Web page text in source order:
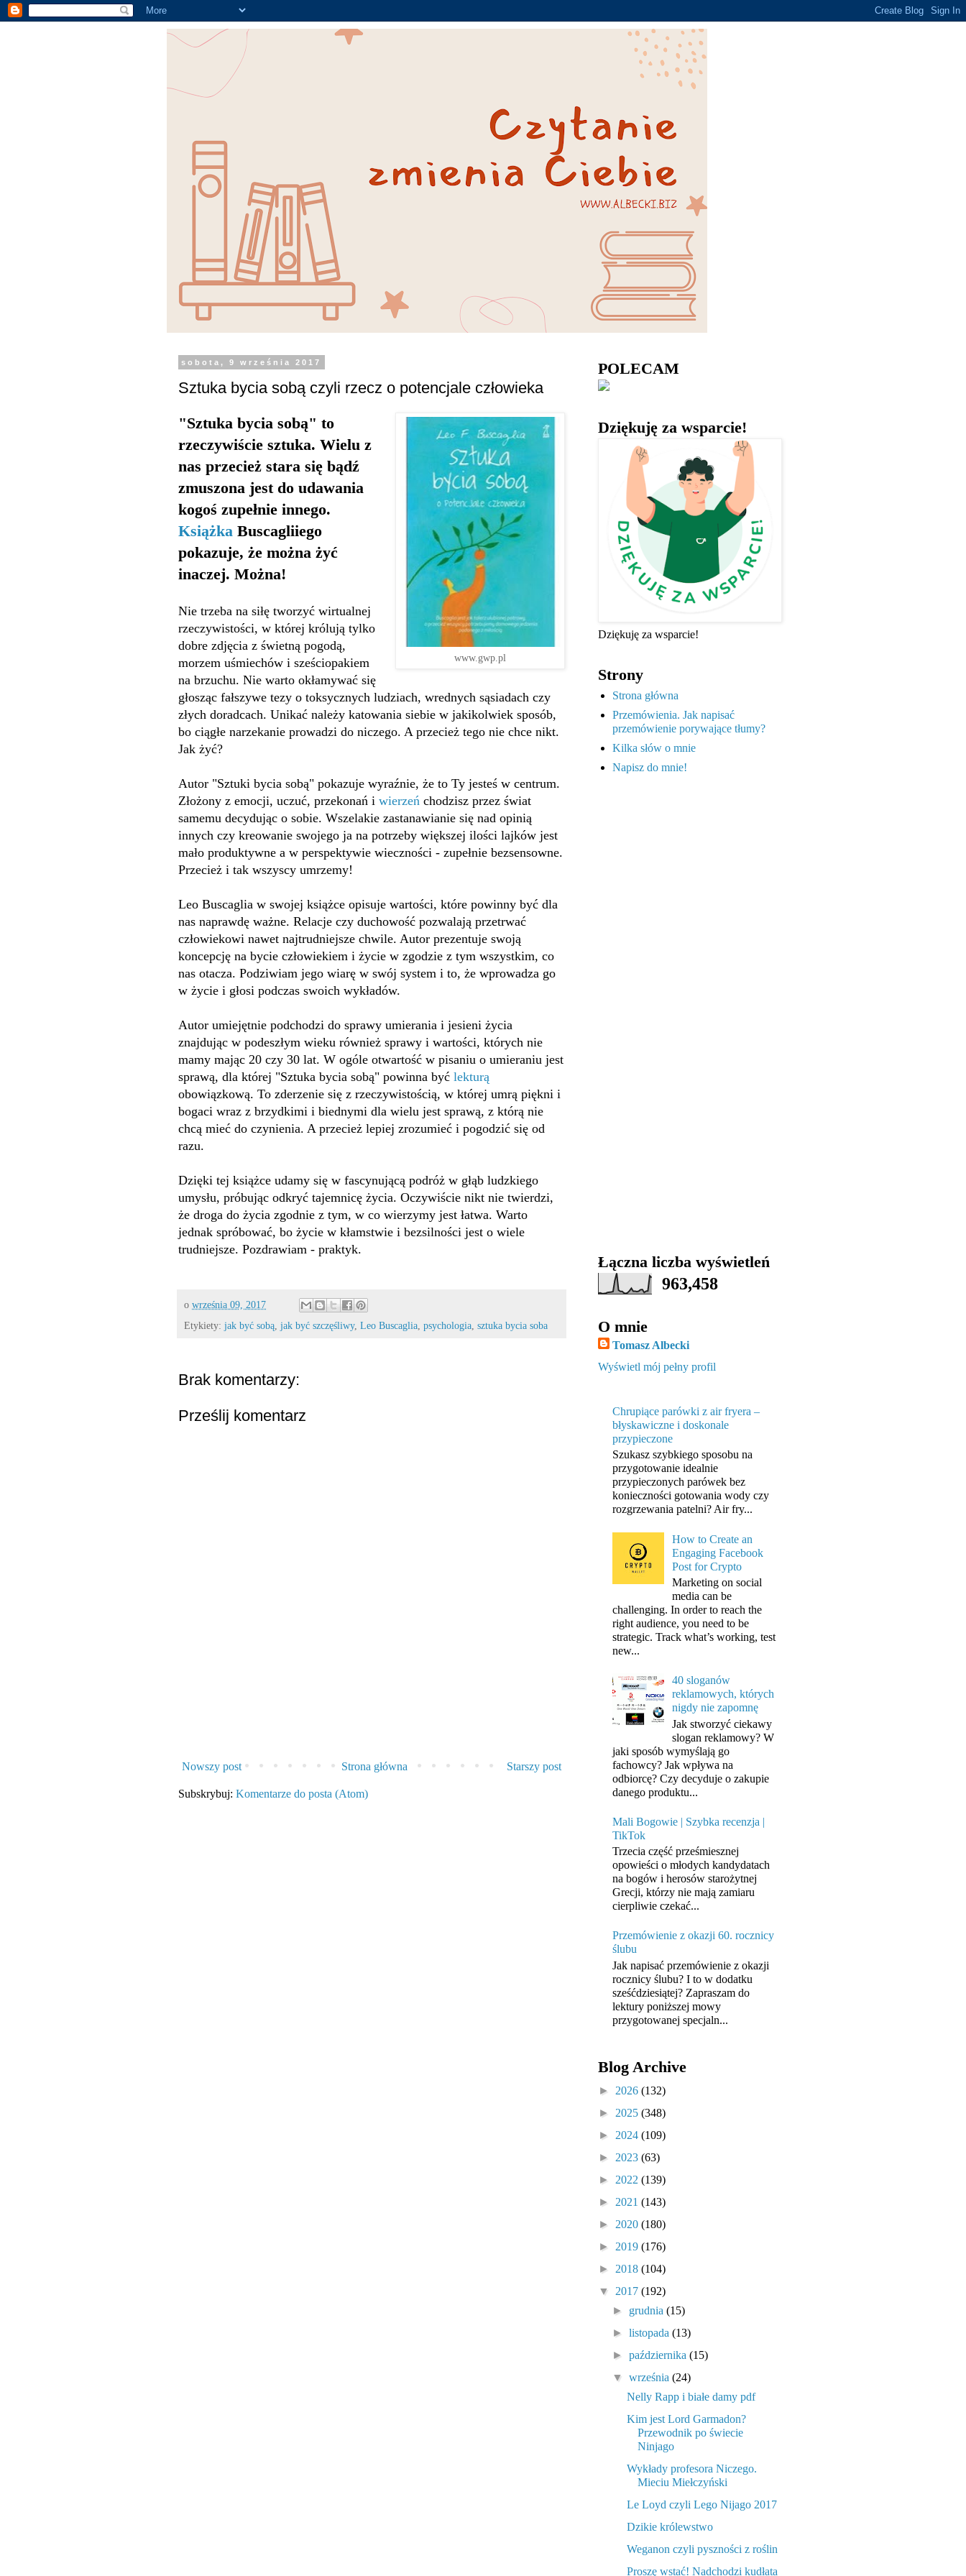
sobota, 9 września 2017
Sztuka bycia sobą czyli rzecz o potencjale człowieka
www.gwp.pl
"Sztuka bycia sobą" to
rzeczywiście sztuka. Wielu z
nas przecież stara się bądź
zmuszona jest do udawania
kogoś zupełnie innego.
Książka Buscagliiego
pokazuje, że można żyć
inaczej. Można!
Nie trzeba na siłę tworzyć wirtualnej
rzeczywistości, w której królują tylko
dobre zdjęcia z świetną pogodą,
morzem uśmiechów i sześciopakiem
na brzuchu. Nie warto okłamywać się
głosząc fałszywe tezy o toksycznych ludziach, wrednych sąsiadach czy
złych doradcach. Unikać należy katowania siebie w jakikolwiek sposób,
bo ciągłe narzekanie prowadzi do niczego. A przecież tego nie chce nikt.
Jak żyć?
Autor "Sztuki bycia sobą" pokazuje wyraźnie, że to Ty jesteś w centrum.
Złożony z emocji, uczuć, przekonań i wierzeń chodzisz przez świat
samemu decydując o sobie. Wszelakie zastanawianie się nad opinią
innych czy kreowanie swojego ja na potrzeby większej ilości lajków jest
mało produktywne a w perspektywie wieczności - zupełnie bezsensowne.
Przecież i tak wszyscy umrzemy!
Leo Buscaglia w swojej książce opisuje wartości, które powinny być dla
nas naprawdę ważne. Relacje czy duchowość pozwalają przetrwać
człowiekowi nawet najtrudniejsze chwile. Autor prezentuje swoją
koncepcję na bycie człowiekiem i życie w zgodzie z tym wszystkim, co
nas otacza. Podziwiam jego wiarę w swój system i to, że wprowadza go
w życie i głosi podczas swoich wykładów.
Autor umiejętnie podchodzi do sprawy umierania i jesieni życia
znajdując w podeszłym wieku również sprawy i wartości, których nie
mamy mając 20 czy 30 lat. W ogóle otwartość w pisaniu o umieraniu jest
sprawą, dla której "Sztuka bycia sobą" powinna być lekturą
obowiązkową. To zderzenie się z rzeczywistością, w której umrą piękni i
bogaci wraz z brzydkimi i biednymi dla wielu jest sprawą, z którą nie
chcą mieć do czynienia. A przecież lepiej zrozumieć i pogodzić się od
razu.
Dzięki tej książce udamy się w fascynującą podróż w głąb ludzkiego
umysłu, próbując odkryć tajemnicę życia. Oczywiście nikt nie twierdzi,
że droga do życia zgodnie z tym, w co wierzymy jest łatwa. Warto
jednak spróbować, bo życie w kłamstwie i bezsilności jest o wiele
trudniejsze. Pozdrawiam - praktyk.
o września 09, 2017
Etykiety: jak być sobą, jak być szczęśliwy, Leo Buscaglia, psychologia, sztuka bycia soba
Brak komentarzy:
Prześlij komentarz
Nowszy post Starszy post
Strona główna
Subskrybuj: Komentarze do posta (Atom)
POLECAM
Dziękuję za wsparcie!
Dziękuję za wsparcie!
Strony
Strona główna
Przemówienia. Jak napisać
przemówienie porywające tłumy?
Kilka słów o mnie
Napisz do mnie!
Łączna liczba wyświetleń
963,458
O mnie
Tomasz Albecki
Wyświetl mój pełny profil
Chrupiące parówki z air fryera –
błyskawiczne i doskonale
przypieczone
Szukasz szybkiego sposobu na
przygotowanie idealnie
przypieczonych parówek bez
konieczności gotowania wody czy
rozgrzewania patelni? Air fry...
How to Create an
Engaging Facebook
Post for Crypto
Marketing on social
media can be
challenging. In order to reach the
right audience, you need to be
strategic. Track what’s working, test
new...
40 sloganów
reklamowych, których
nigdy nie zapomnę
Jak stworzyć ciekawy
slogan reklamowy? W
jaki sposób wymyślają go
fachowcy? Jak wpływa na
odbiorcę? Czy decyduje o zakupie
danego produktu...
Mali Bogowie | Szybka recenzja |
TikTok
Trzecia część prześmiesznej
opowieści o młodych kandydatach
na bogów i herosów starożytnej
Grecji, którzy nie mają zamiaru
cierpliwie czekać...
Przemówienie z okazji 60. rocznicy
ślubu
Jak napisać przemówienie z okazji
rocznicy ślubu? I to w dodatku
sześćdziesiątej? Zapraszam do
lektury poniższej mowy
przygotowanej specjaln...
Blog Archive
► 2026 (132)
► 2025 (348)
► 2024 (109)
► 2023 (63)
► 2022 (139)
► 2021 (143)
► 2020 (180)
► 2019 (176)
► 2018 (104)
▼ 2017 (192)
► grudnia(15)
►listopada(13)
►października(15)
▼września(24)
Nelly Rapp i białe damy pdf
Kim jest Lord Garmadon?
Przewodnik po świecie
Ninjago
Wykłady profesora Niczego.
Mieciu Miełczyński
Le Loyd czyli Lego Nijago 2017
Dzikie królewstwo
Weganon czyli pyszności z roślin
Proszę wstać! Nadchodzi kudłata